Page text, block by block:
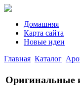
Домашняя
Карта сайта
Новые идеи
Главная Каталог
Оригинальные